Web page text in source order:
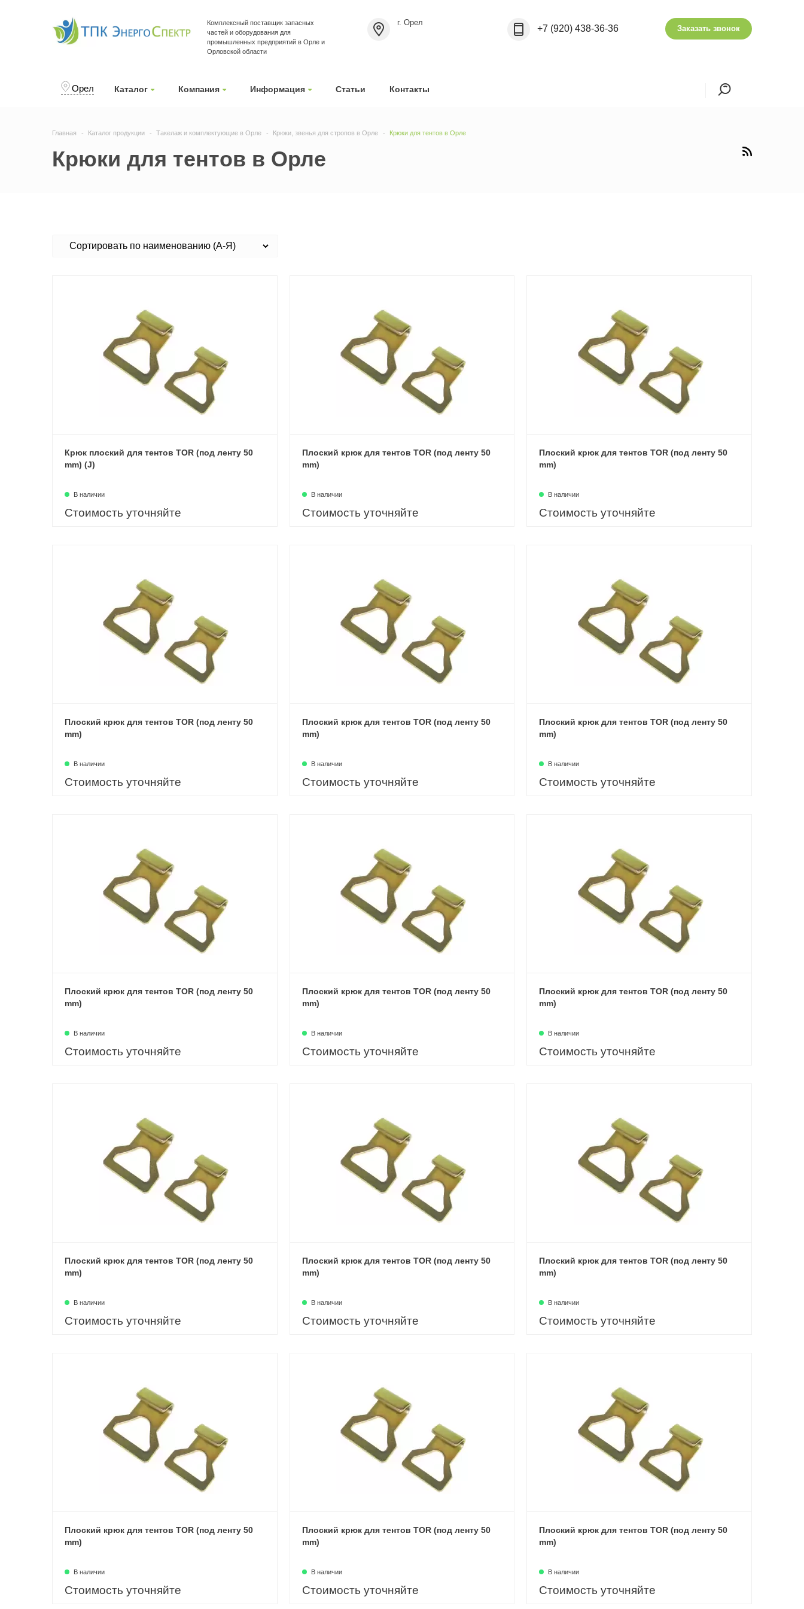
Орел Каталог Компания Информация Статьи Контакты
Комплексный поставщик запасных
частей и оборудования для
промышленных предприятий в Орле и
Орловской области
г. Орел
+7 (920) 438-36-36 Заказать звонок
Главная Каталог продукции Такелаж и комплектующие в Орле Крюки, звенья для стропов в Орле Крюки для тентов в Орле
Крюки для тентов в Орле
Крюк плоский для тентов TOR (под ленту 50
mm) (J)
В наличии
Стоимость уточняйте
Плоский крюк для тентов TOR (под ленту 50
mm)
В наличии
Стоимость уточняйте
Плоский крюк для тентов TOR (под ленту 50
mm)
В наличии
Стоимость уточняйте
Плоский крюк для тентов TOR (под ленту 50
mm)
В наличии
Стоимость уточняйте
Плоский крюк для тентов TOR (под ленту 50
mm)
В наличии
Стоимость уточняйте
Плоский крюк для тентов TOR (под ленту 50
mm)
В наличии
Стоимость уточняйте
Плоский крюк для тентов TOR (под ленту 50
mm)
В наличии
Стоимость уточняйте
Плоский крюк для тентов TOR (под ленту 50
mm)
В наличии
Стоимость уточняйте
Плоский крюк для тентов TOR (под ленту 50
mm)
В наличии
Стоимость уточняйте
Плоский крюк для тентов TOR (под ленту 50
mm)
В наличии
Стоимость уточняйте
Плоский крюк для тентов TOR (под ленту 50
mm)
В наличии
Стоимость уточняйте
Плоский крюк для тентов TOR (под ленту 50
mm)
В наличии
Стоимость уточняйте
Плоский крюк для тентов TOR (под ленту 50
mm)
В наличии
Стоимость уточняйте
Плоский крюк для тентов TOR (под ленту 50
mm)
В наличии
Стоимость уточняйте
Плоский крюк для тентов TOR (под ленту 50
mm)
В наличии
Стоимость уточняйте